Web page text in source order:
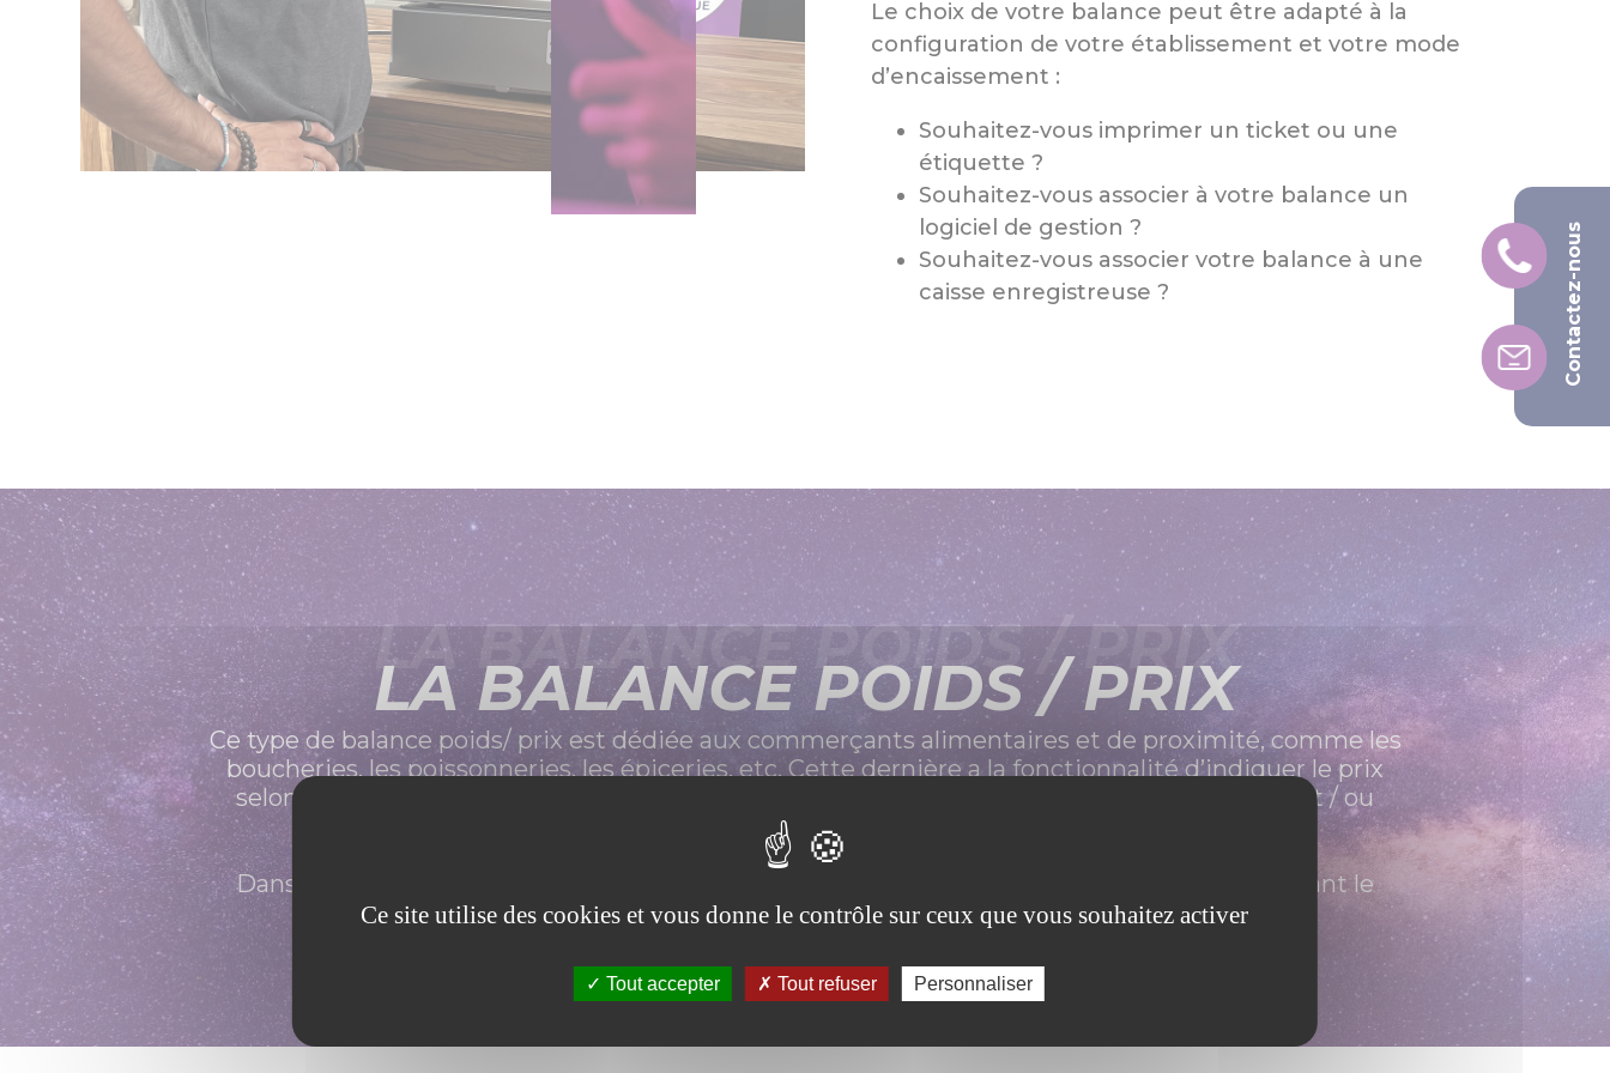
Le choix de votre balance peut être adapté à la
configuration de votre établissement et votre mode
d’encaissement :
Souhaitez-vous imprimer un ticket ou une
étiquette ?
Souhaitez-vous associer à votre balance un
logiciel de gestion ?
Souhaitez-vous associer votre balance à une
caisse enregistreuse ?
LA BALANCE POIDS / PRIX
LA BALANCE POIDS / PRIX
Ce type de balance poids/ prix est dédiée aux commerçants alimentaires et de proximité, comme les
boucheries, les poissonneries, les épiceries, etc. Cette dernière a la fonctionnalité d’indiquer le prix
selon le poids de l’objet pesé. Il est également possible d’y associer l’impression de tickets et / ou
d’étiquettes ex : vente à la coupe
Dans ce cas aucune liaison n'est nécessaire avec la caisse, la pesée sera récupérée en scannant le
code à barres émis lors de la pesée.
Contactez-nous
Ce site utilise des cookies et vous donne le contrôle sur ceux que vous souhaitez activer
Tout accepter Tout refuser Personnaliser